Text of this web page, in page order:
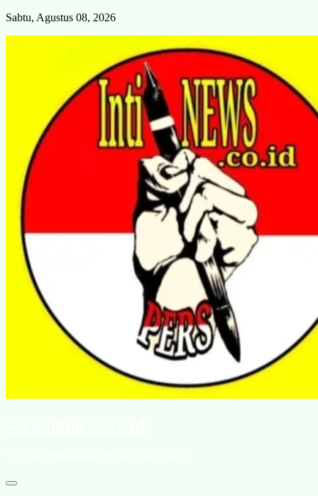
Skip
Sabtu, Agustus 08, 2026